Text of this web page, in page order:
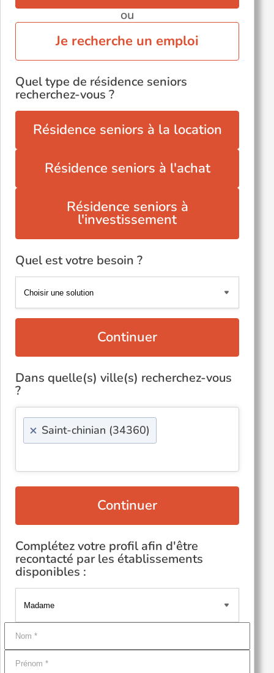
ou
Je recherche un emploi
Quel type de résidence seniors
recherchez-vous ?
Résidence seniors à la location
Résidence seniors à l'achat
Résidence seniors à
l'investissement
Quel est votre besoin ?
Continuer
Dans quelle(s) ville(s) recherchez-vous
?
× Saint-chinian (34360)
Continuer
Complétez votre profil afin d'être
recontacté par les établissements
disponibles :